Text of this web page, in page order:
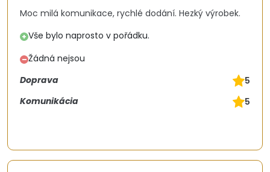
Moc milá komunikace, rychlé dodání. Hezký výrobek.
+Vše bylo naprosto v pořádku.
–Žádná nejsou
Doprava
5
Komunikácia
5